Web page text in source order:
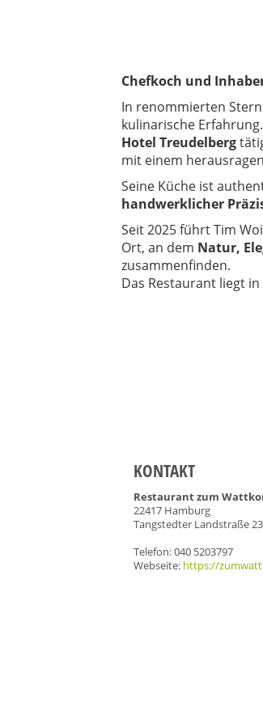
Chefkoch und
In renommierten
kulinarische
Hotel Treudelberg
mit einem
Seine Küche ist
handwerklicher
Seit 2025 führt Tim
Ort, an dem Natur,
zusammenfinden.
Das Restaurant liegt in
KONTAKT
Restaurant zum
22417 Hamburg
Tangstedter Landstraße
Telefon: 040 5203797
Webseite: https://